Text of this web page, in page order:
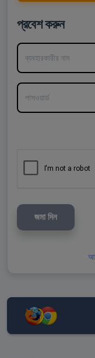
প্রবেশ করুন
ব্যবহারকারীর নাম
পাসওয়ার্ড
জমা দিন